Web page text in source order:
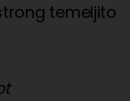
temeljito